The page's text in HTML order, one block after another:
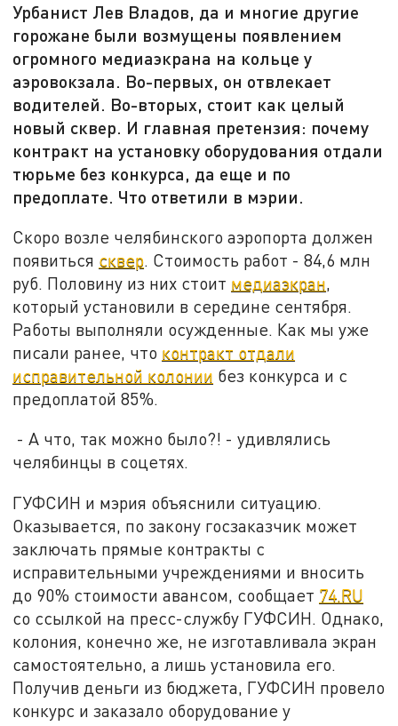
Урбанист Лев Владов, да и многие другие
горожане были возмущены появлением
огромного медиаэкрана на кольце у
аэровокзала. Во-первых, он отвлекает
водителей. Во-вторых, стоит как целый
новый сквер. И главная претензия: почему
контракт на установку оборудования отдали
тюрьме без конкурса, да еще и по
предоплате. Что ответили в мэрии.
Скоро возле челябинского аэропорта должен
появиться сквер. Стоимость работ - 84,6 млн
руб. Половину из них стоит медиаэкран,
который установили в середине сентября.
Работы выполняли осужденные. Как мы уже
писали ранее, что контракт отдали
исправительной колонии без конкурса и с
предоплатой 85%.
- А что, так можно было?! - удивлялись
челябинцы в соцетях.
ГУФСИН и мэрия объяснили ситуацию.
Оказывается, по закону госзаказчик может
заключать прямые контракты с
исправительными учреждениями и вносить
до 90% стоимости авансом, сообщает 74.RU
со ссылкой на пресс-службу ГУФСИН. Однако,
колония, конечно же, не изготавливала экран
самостоятельно, а лишь установила его.
Получив деньги из бюджета, ГУФСИН провело
конкурс и заказало оборудование у